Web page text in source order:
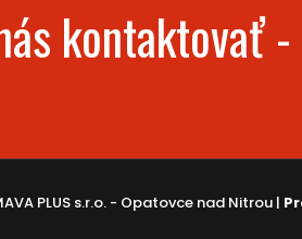
kontaktovať
PLUS s.r.o. - Opatovce nad Nitrou |